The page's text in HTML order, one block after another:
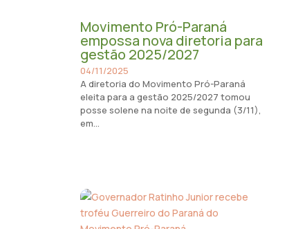
Movimento Pró-Paraná
empossa nova diretoria para
gestão 2025/2027
04/11/2025
A diretoria do Movimento Pró-Paraná
eleita para a gestão 2025/2027 tomou
posse solene na noite de segunda (3/11),
em...